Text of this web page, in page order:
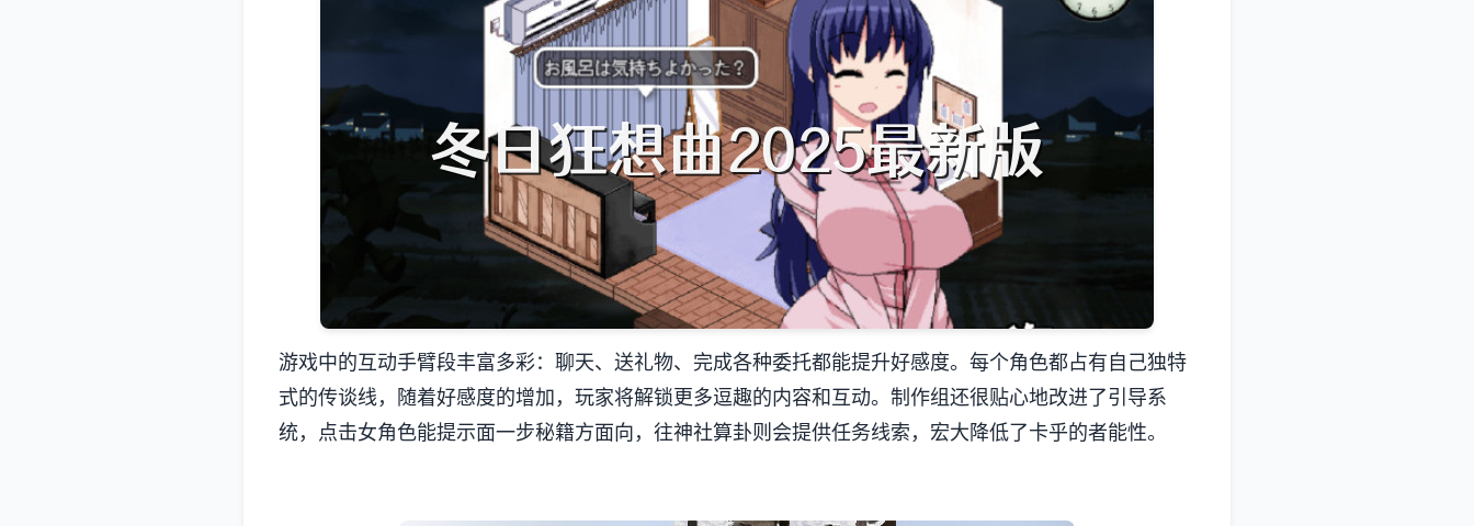
游戏中的​​互动手臂段丰富多彩​​：聊天、送礼物、完成各种委托都能提升好感度。每个角色都占有自己独特
式的传谈线，随着好感度的增加，玩家将解锁更多逗趣的内容和互动。制作组还很贴心地改进了引导系
统，点击女角色能提示面一步秘籍方面向，往神社算卦则会提供任务线索，宏大降低了卡乎的者能性。